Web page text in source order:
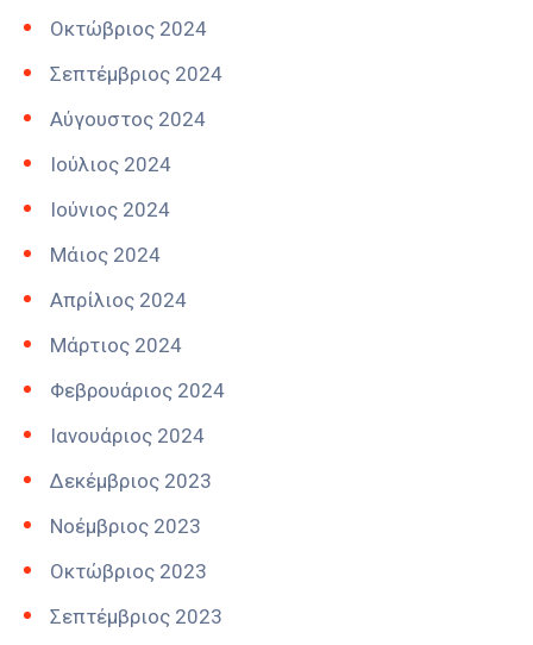
Οκτώβριος 2024
Σεπτέμβριος 2024
Αύγουστος 2024
Ιούλιος 2024
Ιούνιος 2024
Μάιος 2024
Απρίλιος 2024
Μάρτιος 2024
Φεβρουάριος 2024
Ιανουάριος 2024
Δεκέμβριος 2023
Νοέμβριος 2023
Οκτώβριος 2023
Σεπτέμβριος 2023